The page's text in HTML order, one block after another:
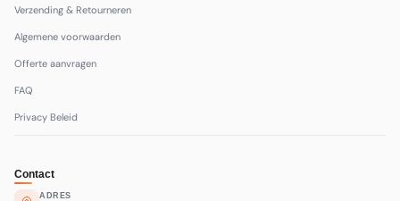
Verzending & Retourneren
Algemene voorwaarden
Offerte aanvragen
FAQ
Privacy Beleid
Contact
ADRES